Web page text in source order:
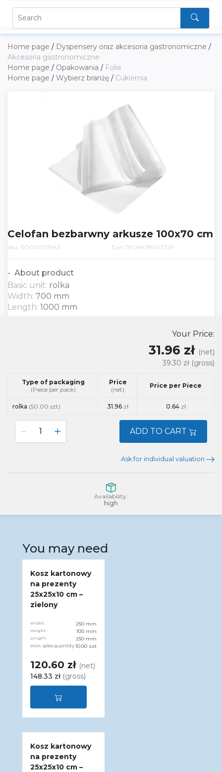
Home page / Dyspensery oraz akcesoria gastronomiczne /
Akcesoria gastronomiczne
Home page / Opakowania / Folie
Home page / Wybierz branżę / Cukiernia
Celofan bezbarwny arkusze 100x70 cm
sku: 0000033943 Ean: 5906438603729
About product
Basic unit: rolka
Width: 700 mm
Length: 1000 mm
Your Price:
31.96 zł (net)
39.30 zł (gross)
Type of packaging
(Piece per pack)
Price
(net)
Price per Piece
rolka (50.00 szt) 31.96 zł 0.64 zł
ADD TO CART
Ask for individual valuation
Availability:
high
You may need
Kosz kartonowy
na prezenty
25x25x10 cm –
zielony
Width: 250 mm
Height: 100 mm
Length: 250 mm
min. sales quantity:10.00 szt
120.60 zł (net)
148.33 zł (gross)
Kosz kartonowy
na prezenty
25x25x10 cm –